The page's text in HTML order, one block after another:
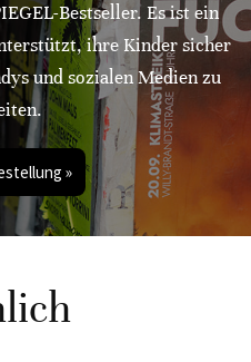
Bestseller. Es ist ein
ihre Kinder sicher
und sozialen Medien zu
»